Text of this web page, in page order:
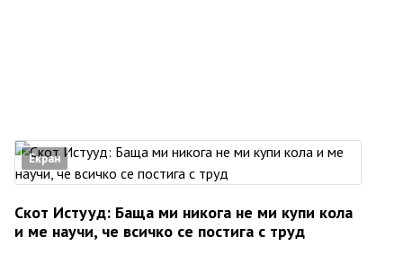
Екран
Скот Истууд: Баща ми никога не ми купи кола
и ме научи, че всичко се постига с труд